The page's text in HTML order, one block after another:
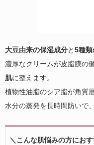
大豆由来の保湿成分と5種類
濃厚なクリームが皮脂膜の
肌に整えます。
植物性油脂のシア脂が角質
水分の蒸発を長時間防いで
＼こんな肌悩みの方にお